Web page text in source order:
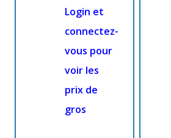
Login et
connectez-
vous pour
voir les
prix de
gros